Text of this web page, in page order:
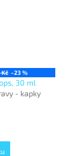
–23 %
30 ml
- kapky